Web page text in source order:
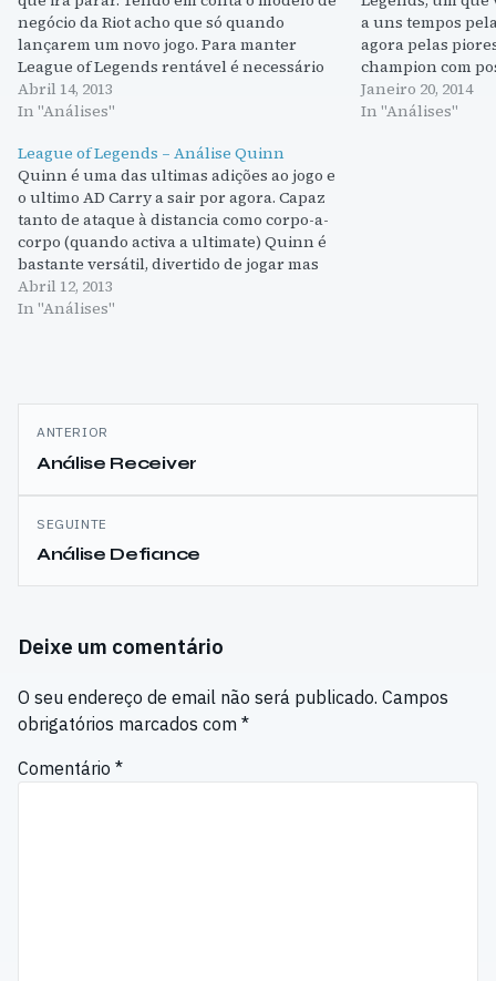
negócio da Riot acho que só quando
lançarem um novo jogo. Para manter
League of Legends rentável é necessário
lançar constantemente novas
personagens e novas skins. O ultimo
categoria "fighter"…
Abril 14, 2013
In "Análises"
a uns tempos
agora pelas
champion com
aproveitadas
souberem
Janeiro 20, 2014
In "Análises"
League of Legends – Análise Quinn
Quinn é uma das ultimas adições ao jogo e
o ultimo AD Carry a sair por agora. Capaz
tanto de ataque à distancia como corpo-a-
corpo (quando activa a ultimate) Quinn é
bastante versátil, divertido de jogar mas
por alguma razão não me proporcionou
grandes resultados. A sua passiva é
Abril 12, 2013
In "Análises"
Navegação
de
artigos
ANTERIOR
Análise Receiver
SEGUINTE
Análise Defiance
Deixe um comentário
O seu endereço de email não será publicado. Campos
obrigatórios marcados com *
Comentário *